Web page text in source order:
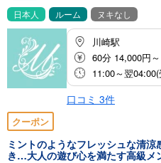
日本人 ルーム ヌキなし
川崎駅
60分 14,000円～
11:00～翌
口コミ 3件
クーポン
ミントのようなフレッシュな清
き…大人の遊び心を満たす高級メ